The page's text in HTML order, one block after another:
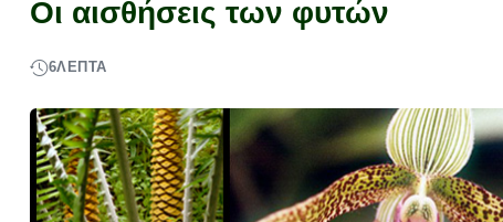
Οι αισθήσεις των φυτών
6ΛΕΠΤΆ